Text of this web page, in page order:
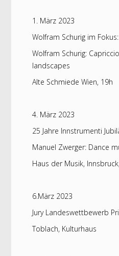
1. März 2023
Wolfram Schurig im
Wolfram Schurig:
landscapes
Alte Schmiede Wien, 19h
4. März 2023
25 Jahre Innstrumenti
Manuel Zwerger: Dance
Haus der Musik,
6.März 2023
Jury Landeswettbewerb
Toblach, Kulturhaus